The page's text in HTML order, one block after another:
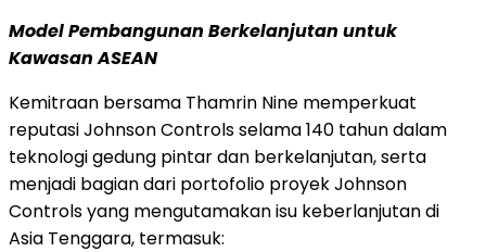
Model Pembangunan Berkelanjutan untuk
Kawasan ASEAN
Kemitraan bersama Thamrin Nine memperkuat
reputasi Johnson Controls selama 140 tahun dalam
teknologi gedung pintar dan berkelanjutan, serta
menjadi bagian dari portofolio proyek Johnson
Controls yang mengutamakan isu keberlanjutan di
Asia Tenggara, termasuk: